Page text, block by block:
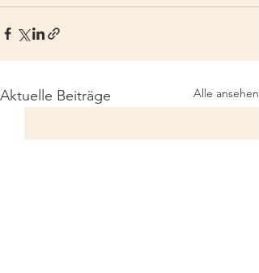
Aktuelle Beiträge Alle ansehen